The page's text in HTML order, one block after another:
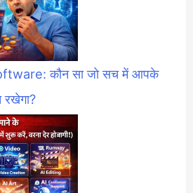
कौन सा जो सच में आपके
रखेगा?